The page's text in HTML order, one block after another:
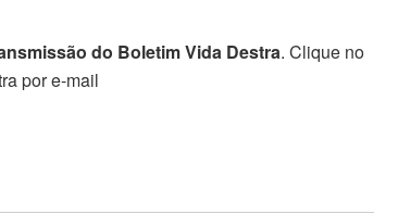
do Boletim Vida Destra. Clique no
por e-mail